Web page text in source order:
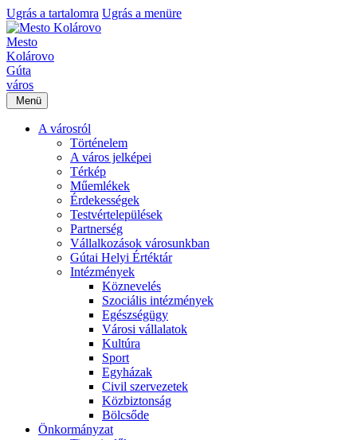
Ugrás a tartalomra Ugrás a menüre
Mesto
Kolárovo
Gúta
város
Menü
A városról
Történelem
A város jelképei
Térkép
Műemlékek
Érdekességek
Testvértelepülések
Partnerség
Vállalkozások városunkban
Gútai Helyi Értéktár
Intézmények
Köznevelés
Szociális intézmények
Egészségügy
Városi vállalatok
Kultúra
Sport
Egyházak
Civil szervezetek
Közbiztonság
Bölcsőde
Önkormányzat